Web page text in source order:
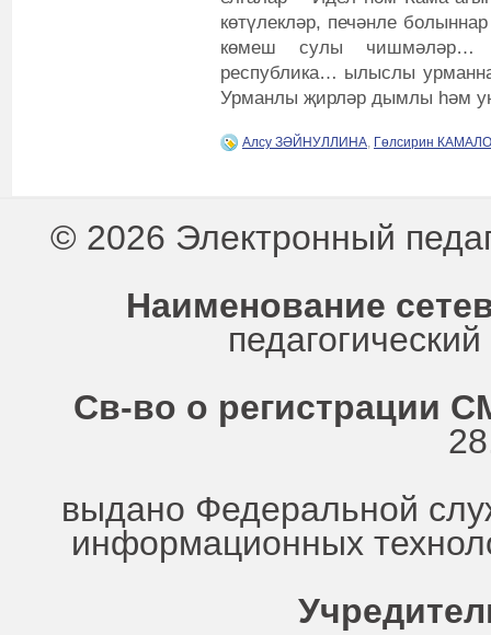
көтүлекләр, печәнле
көмеш сулы чишмәләр…
республика… ылыслы
Урманлы җирләр дымлы һәм
Алсу ЗӘЙНУЛЛИНА, Гөлсирин
© 2026 Электронный
Наименование
Св-во о регистрации
выдано Федеральной
информационных